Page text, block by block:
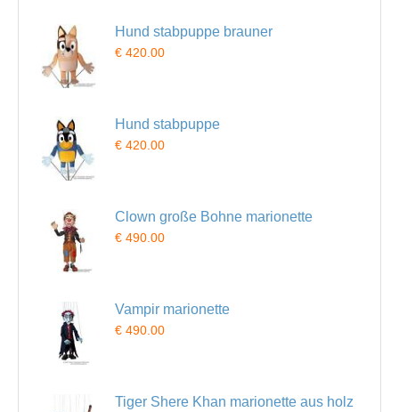
Hund stabpuppe brauner
€ 420.00
Hund stabpuppe
€ 420.00
Clown große Bohne marionette
€ 490.00
Vampir marionette
€ 490.00
Tiger Shere Khan marionette aus holz